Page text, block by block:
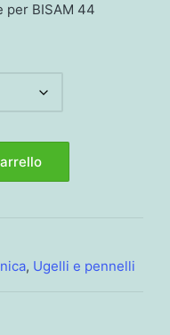
per BISAM 44
, Ugelli e pennelli